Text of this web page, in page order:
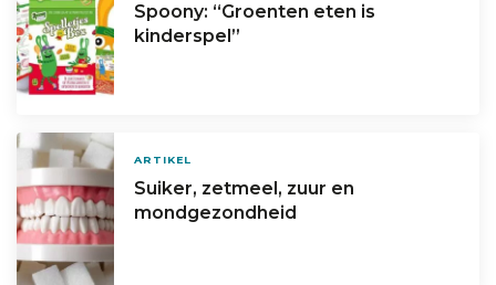
Spoony: “Groenten eten is
kinderspel”
ARTIKEL
Suiker, zetmeel, zuur en
mondgezondheid